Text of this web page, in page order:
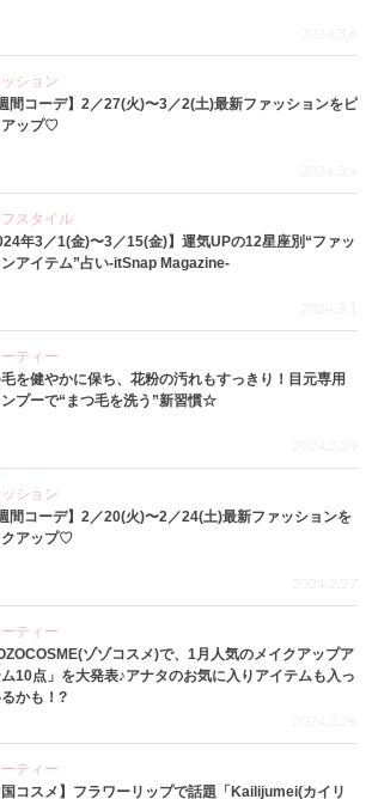
2024.3.6
ション
週間コーデ】2／27(火)〜3／2(土)最新ファッションをピ
アップ♡
2024.3.4
スタイル
年3／1(金)〜3／15(金)】運気UPの12星座別“ファッ
アイテム”占い-itSnap Magazine-
2024.3.1
ティー
毛を健やかに保ち、花粉の汚れもすっきり！目元専用
プーで“まつ毛を洗う”新習慣☆
2024.2.29
ション
週間コーデ】2／20(火)〜2／24(土)最新ファッションを
クアップ♡
2024.2.27
ティー
ゾゾコスメ)で、1月人気のメイクアップア
10点」を大発表♪アナタのお気に入りアイテムも入っ
かも！?
2024.2.26
ティー
国コスメ】フラワーリップで話題「Kailijumei(カイリ